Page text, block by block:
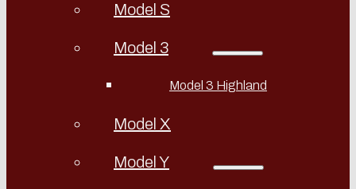
Model S
Model 3
Model 3 Highland
Model X
Model Y